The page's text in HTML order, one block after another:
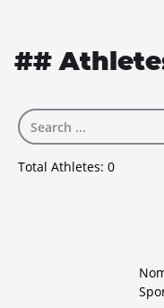
##
Total Athletes: 0